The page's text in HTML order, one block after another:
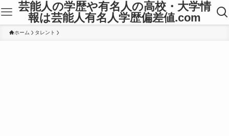
芸能人の学歴や有名人の高校・大学情
報は芸能人有名人学歴偏差値.com
ホーム タレント